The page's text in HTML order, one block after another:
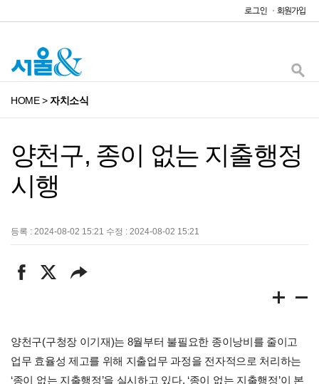
HOME>자치소식
양천구, 종이 없는 지출행정
시행
등록 : 2024-08-02 15:21 수정 : 2024-08-02 15:21
양천구(구청장 이기재)는 8월부터 불필요한 종이낭비를 줄이고
업무 효율성 제고를 위해 지출업무 과정을 전자적으로 처리하는
‘종이 없는 지출행정’을 실시하고 있다. ‘종이 없는 지출행정’이 본